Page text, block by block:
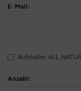
E-Mail:
Aufsteller ALL
Anzahl: